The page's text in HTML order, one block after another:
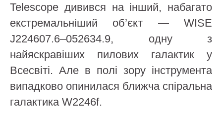
Telescope дивився на інший, набагато
екстремальніший об’єкт — WISE
J224607.6–052634.9, одну з
найяскравіших пилових галактик у
Всесвіті. Але в полі зору інструмента
випадково опинилася ближча спіральна
галактика W2246f.